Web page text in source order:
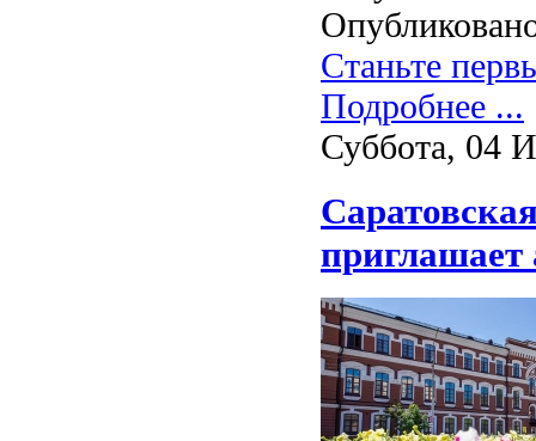
Станьте
Подробнее ...
Суббота, 04
приглашает